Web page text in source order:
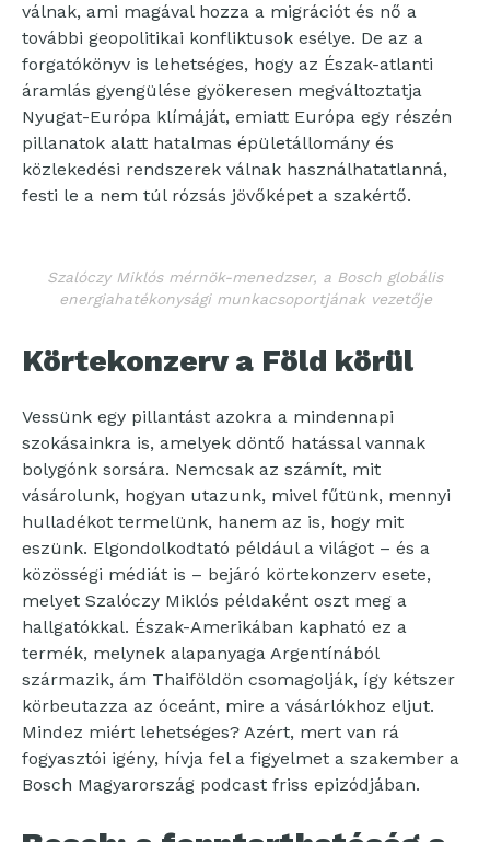
válnak, ami magával hozza a migrációt és nő a
további geopolitikai konfliktusok esélye. De az a
forgatókönyv is lehetséges, hogy az Észak-atlanti
áramlás gyengülése gyökeresen megváltoztatja
Nyugat-Európa klímáját, emiatt Európa egy részén
pillanatok alatt hatalmas épületállomány és
közlekedési rendszerek válnak használhatatlanná,
festi le a nem túl rózsás jövőképet a szakértő.
Szalóczy Miklós mérnök-menedzser, a Bosch globális
energiahatékonysági munkacsoportjának vezetője
Körtekonzerv a Föld körül
Vessünk egy pillantást azokra a mindennapi
szokásainkra is, amelyek döntő hatással vannak
bolygónk sorsára. Nemcsak az számít, mit
vásárolunk, hogyan utazunk, mivel fűtünk, mennyi
hulladékot termelünk, hanem az is, hogy mit
eszünk. Elgondolkodtató például a világot – és a
közösségi médiát is – bejáró körtekonzerv esete,
melyet Szalóczy Miklós példaként oszt meg a
hallgatókkal. Észak-Amerikában kapható ez a
termék, melynek alapanyaga Argentínából
származik, ám Thaiföldön csomagolják, így kétszer
körbeutazza az óceánt, mire a vásárlókhoz eljut.
Mindez miért lehetséges? Azért, mert van rá
fogyasztói igény, hívja fel a figyelmet a szakember a
Bosch Magyarország podcast friss epizódjában.